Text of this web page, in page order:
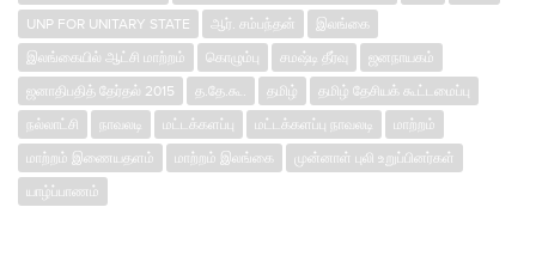
UNP FOR UNITARY STATE
ஆர். சம்பந்தன்
இலங்கை
இலங்கையில் ஆட்சி மாற்றம்
கொழும்பு சமஷ்டி தீர்வு
ஜனநாயகம்
ஜனாதிபதித் தேர்தல் 2015
த.தே.கூ. தமிழ்
தமிழ் தேசியக் கூட்டமைப்பு
நல்லாட்சி
நாவலடி மட்டக்களப்பு மட்டக்களப்பு நாவலடி
மாற்றம்
மாற்றம் இணையதளம்
மாற்றம் இலங்கை
முன்னாள் புலி உறுப்பினர்கள்
யாழ்ப்பாணம்